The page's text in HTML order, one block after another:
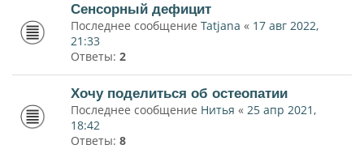
Сенсорный дефицит
Последнее сообщение Tatjana « 17 авг 2022,
21:33
Ответы: 2
Хочу поделиться об остеопатии
Последнее сообщение Нитья « 25 апр 2021,
18:42
Ответы: 8